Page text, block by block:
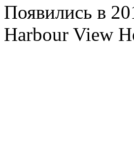
Появились в
Harbour View